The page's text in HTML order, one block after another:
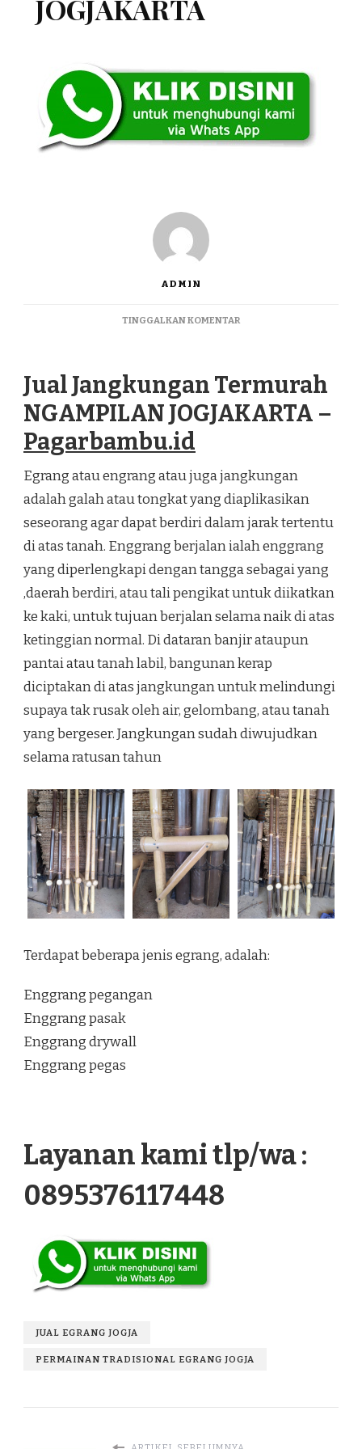
JOGJAKARTA
ADMIN
TINGGALKAN KOMENTARPADA
NGAMPILAN
JOGJAKARTA
Jual Jangkungan Termurah
NGAMPILAN JOGJAKARTA –
Pagarbambu.id
Egrang atau engrang atau juga jangkungan
adalah galah atau tongkat yang diaplikasikan
seseorang agar dapat berdiri dalam jarak tertentu
di atas tanah. Enggrang berjalan ialah enggrang
yang diperlengkapi dengan tangga sebagai yang
,daerah berdiri, atau tali pengikat untuk diikatkan
ke kaki, untuk tujuan berjalan selama naik di atas
ketinggian normal. Di dataran banjir ataupun
pantai atau tanah labil, bangunan kerap
diciptakan di atas jangkungan untuk melindungi
supaya tak rusak oleh air, gelombang, atau tanah
yang bergeser. Jangkungan sudah diwujudkan
selama ratusan tahun
Terdapat beberapa jenis egrang, adalah:
Enggrang pegangan
Enggrang pasak
Enggrang drywall
Enggrang pegas
Layanan kami tlp/wa :
0895376117448
JUAL EGRANG JOGJA
PERMAINAN TRADISIONAL EGRANG JOGJA